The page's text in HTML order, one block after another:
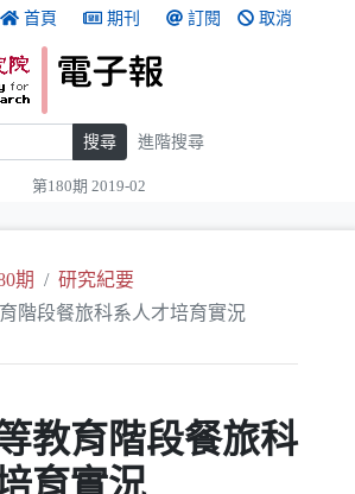
首頁 期刊 訂閱 取消
搜尋 進階搜尋
第180期 2019-02
期
研究紀要
階段餐旅科系人才培育實況
教育階段餐旅科
育實況